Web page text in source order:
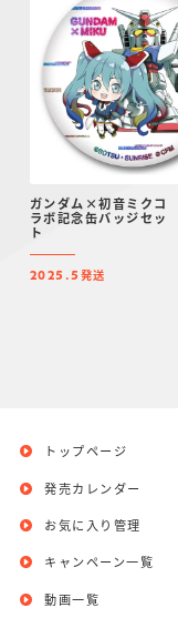
ガンダム×初音ミクコ
ラボ記念缶バッジセッ
ト
2025.5 発送
トップページ
発売カレンダー
お気に入り管理
キャンペーン一覧
動画一覧